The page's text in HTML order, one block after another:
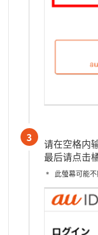
3
请在空格内
最后请点击
此螢幕可能